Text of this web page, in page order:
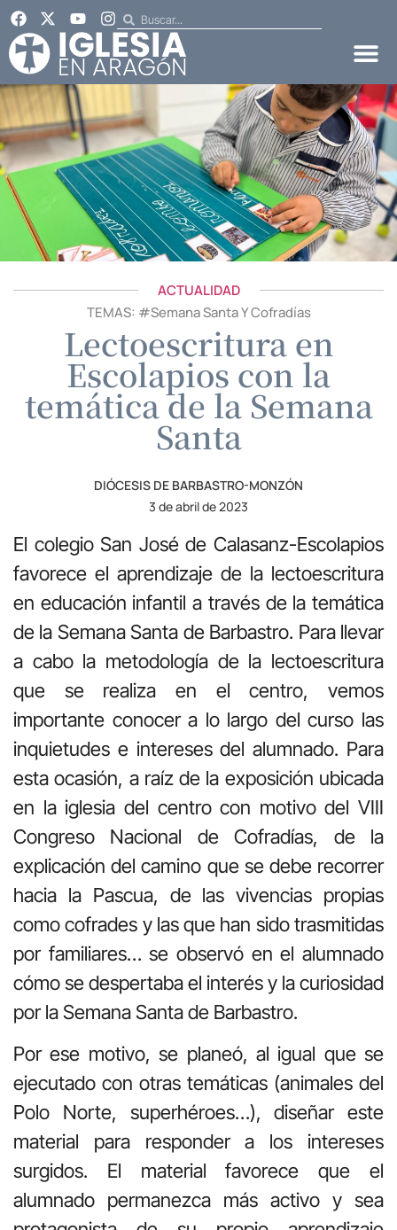
ACTUALIDAD
TEMAS: #Semana Santa Y Cofradías
Lectoescritura en
Escolapios con la
temática de la Semana
Santa
DIÓCESIS DE BARBASTRO-MONZÓN
3 de abril de 2023
El colegio San José de Calasanz-Escolapios
favorece el aprendizaje de la lectoescritura
en educación infantil a través de la temática
de la Semana Santa de Barbastro. Para llevar
a cabo la metodología de la lectoescritura
que se realiza en el centro, vemos
importante conocer a lo largo del curso las
inquietudes e intereses del alumnado. Para
esta ocasión, a raíz de la exposición ubicada
en la iglesia del centro con motivo del VIII
Congreso Nacional de Cofradías, de la
explicación del camino que se debe recorrer
hacia la Pascua, de las vivencias propias
como cofrades y las que han sido trasmitidas
por familiares… se observó en el alumnado
cómo se despertaba el interés y la curiosidad
por la Semana Santa de Barbastro.
Por ese motivo, se planeó, al igual que se
ejecutado con otras temáticas (animales del
Polo Norte, superhéroes…), diseñar este
material para responder a los intereses
surgidos. El material favorece que el
alumnado permanezca más activo y sea